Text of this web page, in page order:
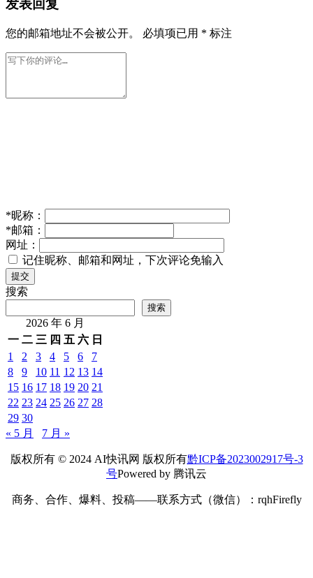
发表回复
您的邮箱地址不会被公开。 必填项已用 * 标注
*昵称：
*邮箱：
网址：
记住昵称、邮箱和网址，下次评论免输入
提交
搜索
搜索
2026 年 6 月
一 二 三 四 五 六 日
1
2 3 4 5 6
7
8
9 10 11 12 13 14
15 16 17 18 19 20 21
22 23 24 25 26 27 28
29 30
« 5 月
7 月 »
版权所有 © 2024 AI快讯网 版权所有黔ICP备2023002917号-3
号Powered by 腾讯云
商务、合作、爆料、投稿——联系方式（微信）：rqhFirefly